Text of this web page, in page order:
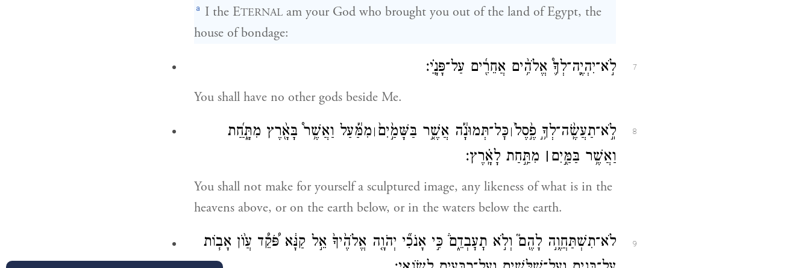
a I the ETERNAL am your God who brought you out of the land of Egypt, the
house of bondage:
7 לֹ֣א־יִהְיֶ֥͏ֽה־לְךָ֛֩ אֱלֹהִ֥֨ים אֲחֵרִ֖֜ים עַל־פָּנָֽ͏ַ֗י׃
You shall have no other gods beside Me.
8 לֹֽ֣א־תַעֲשֶֽׂ֨ה־לְךָ֥֣ פֶ֣֙סֶל֙׀כׇּל־תְּמוּנָ֔֡ה אֲשֶׁ֤֣ר בַּשָּׁמַ֣֙יִם֙ ׀מִמַּ֔֡עַל וַאֲשֶׁ֥ר֩ בָּאָ֖֨רֶץ מִתָּ֑͏ַ֜חַת
וַאֲשֶׁ֥ר בַּמַּ֖֣יִם ׀ מִתַּ֥֣חַת לָאָֽ֗רֶץ׃
You shall not make for yourself a sculptured image, any likeness of what is in the
heavens above, or on the earth below, or in the waters below the earth.
9
לֹא־תִשְׁתַּחֲוֶ֥֣ה לָהֶ֖ם֮ וְלֹ֣א תׇעׇבְדֵ֑ם֒ כִּ֣י אָנֹכִ֞י יְהֹוָ֤ה אֱלֹהֶ֙יךָ֙ אֵ֣ל קַנָּ֔א פֹּ֠קֵ֠ד עֲוֺ֨ן אָב֧וֹת